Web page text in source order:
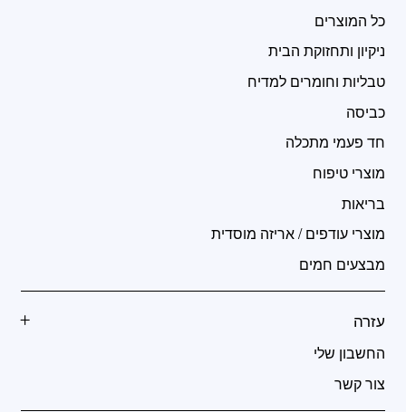
כל המוצרים
ניקיון ותחזוקת הבית
טבליות וחומרים למדיח
כביסה
חד פעמי מתכלה
מוצרי טיפוח
בריאות
מוצרי עודפים / אריזה מוסדית
מבצעים חמים
עזרה
החשבון שלי
צור קשר